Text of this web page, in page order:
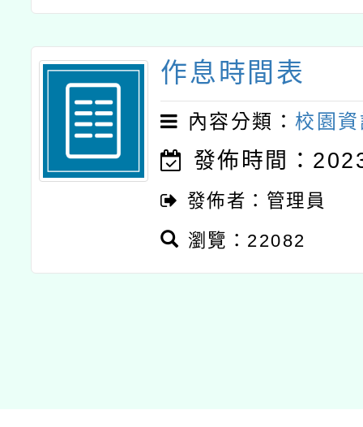
作息時間表
內容分類：校園
發佈時間：
發佈者：管理員
瀏覽：22082